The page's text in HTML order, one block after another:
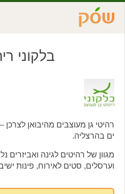
בלקוני
רהיטי גן מעוצבים מהיבואן לצרכן
ים בהרצליה.
מגוון של רהיטים לגינה ואביזרים
וערסלים, סטים לאירוח, פינות